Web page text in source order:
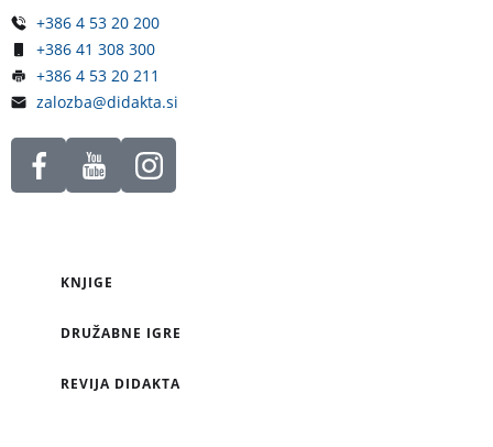
+386 4 53 20 200
+386 41 308 300
+386 4 53 20 211
zalozba@didakta.si
KNJIGE
DRUŽABNE IGRE
REVIJA DIDAKTA